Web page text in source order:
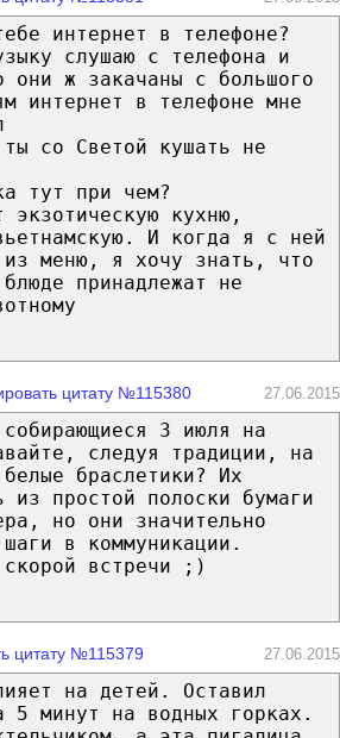
интернет в телефоне?
слушаю с телефона и
они ж закачаны с большого
интернет в телефоне мне
со Светой кушать не
тут при чем?
кухню,
И когда я с ней
из меню, я хочу знать, что
принадлежат не
цитату №115380 27.06.2015
3 июля на
следуя традиции, на
браслетики? Их
из простой полоски бумаги
но они значительно
в коммуникации.
встречи ;)
цитату №115379 27.06.2015
на детей. Оставил
5 минут на водных горках.